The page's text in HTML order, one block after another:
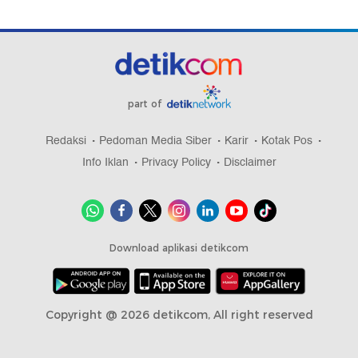
part of
Redaksi Pedoman Media Siber Karir
Kotak Pos
Info Iklan
Privacy Policy Disclaimer
Download aplikasi detikcom
Copyright @ 2026 detikcom, All right reserved